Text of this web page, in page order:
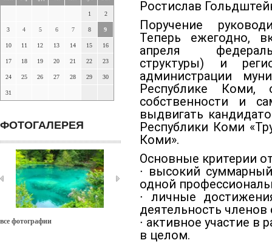
1 2
3 4 5 6 7 8 9
10 11 12 13 14 15 16
17 18 19 20 21 22 23
24 25 26 27 28 29 30
31
ФОТОГАЛЕРЕЯ
все фотографии
Ростислав
Поручение
Теперь ежегодно,
апреля
структуры) и
администрации
Республике Коми,
собственности и
выдвигать
Республики Коми
Коми».
Основные критерии
∙ высокий
одной
∙ личные
деятельность членов
∙ активное участие в
в целом.